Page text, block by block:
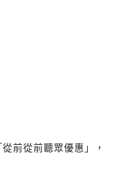
前從前聽眾優惠」，